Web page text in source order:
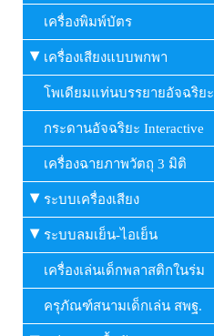
เครื่องพิมพ์บัตร
เครื่องเสียงแบบพกพา
โพเดียมแท่นบรรยายอัจฉริยะ
กระดานอัจฉริยะ Interactive
เครื่องฉายภาพวัตถุ 3 มิติ
ระบบเครื่องเสียง
ระบบลมเย็น-ไอเย็น
เครื่องเล่นเด็กพลาสติกในร่ม
ครุภัณฑ์สนามเด็กเล่น สพฐ.